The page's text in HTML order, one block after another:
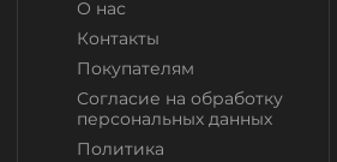
О нас
Контакты
Покупателям
Согласие на обработку
персональных данных
Политика